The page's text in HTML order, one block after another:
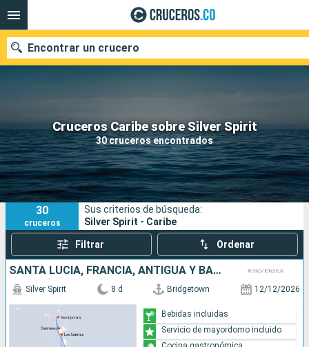
Cruceros Caribe sobre Silver Spirit
30 cruceros encontrados
Encontrar un crucero
Fecha de salida
Buscar
30
cruceros
Sus criterios de búsqueda:
Silver Spirit - Caribe
Filtrar Ordenar
SANTA LUCIA, FRANCIA, ANTIGUA Y BARBUDA, SAN VINCENT Y LAS GRANADINAS, BARBADOS
Silver Spirit 8 d Bridgetown 12/12/2026
Bebidas incluidas
Servicio de mayordomo incluido